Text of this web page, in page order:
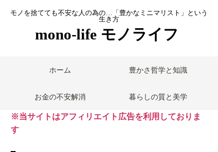
モノを捨てても不安な人の為の…「豊かなミニマリスト」という
生き方
mono-life モノライフ
ホーム 豊かさ哲学と知識
お金の不安解消 暮らしの質と美学
※当サイトはアフィリエイト広告を利用しておりま
す